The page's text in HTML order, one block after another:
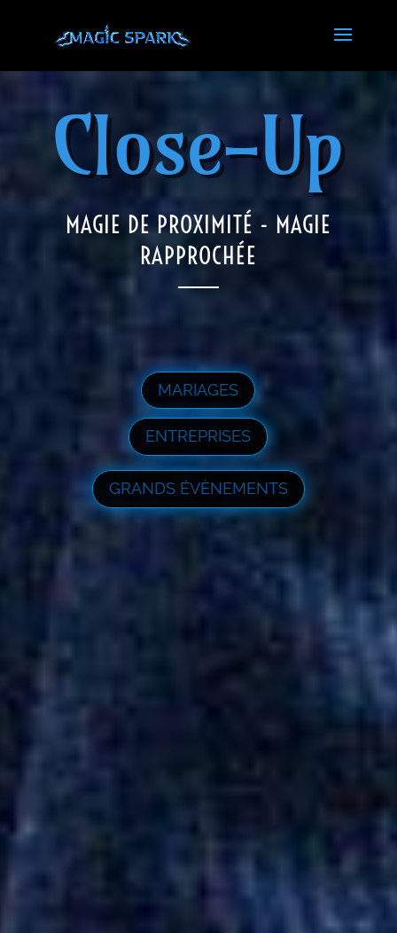
Close-Up
MAGIE DE PROXIMITÉ - MAGIE
RAPPROCHÉE
MARIAGES
ENTREPRISES
GRANDS ÉVÈNEMENTS